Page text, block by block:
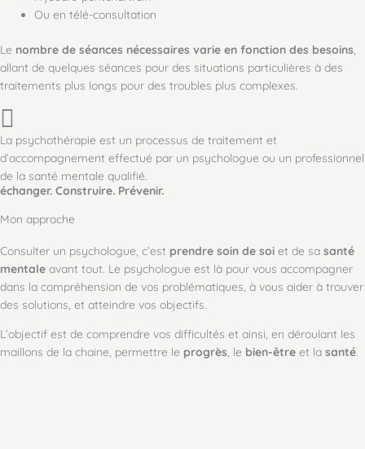
Ou en télé-consultation
Le nombre de séances nécessaires varie en fonction des besoins,
allant de quelques séances pour des situations particulières à des
traitements plus longs pour des troubles plus complexes.
La psychothérapie est un processus de traitement et
d’accompagnement effectué par un psychologue ou un professionnel
de la santé mentale qualifié.
échanger. Construire. Prévenir.
Mon approche
Consulter un psychologue, c’est prendre soin de soi et de sa santé
mentale avant tout. Le psychologue est là pour vous accompagner
dans la compréhension de vos problématiques, à vous aider à trouver
des solutions, et atteindre vos objectifs.
L’objectif est de comprendre vos difficultés et ainsi, en déroulant les
maillons de la chaine, permettre le progrès, le bien-être et la santé.